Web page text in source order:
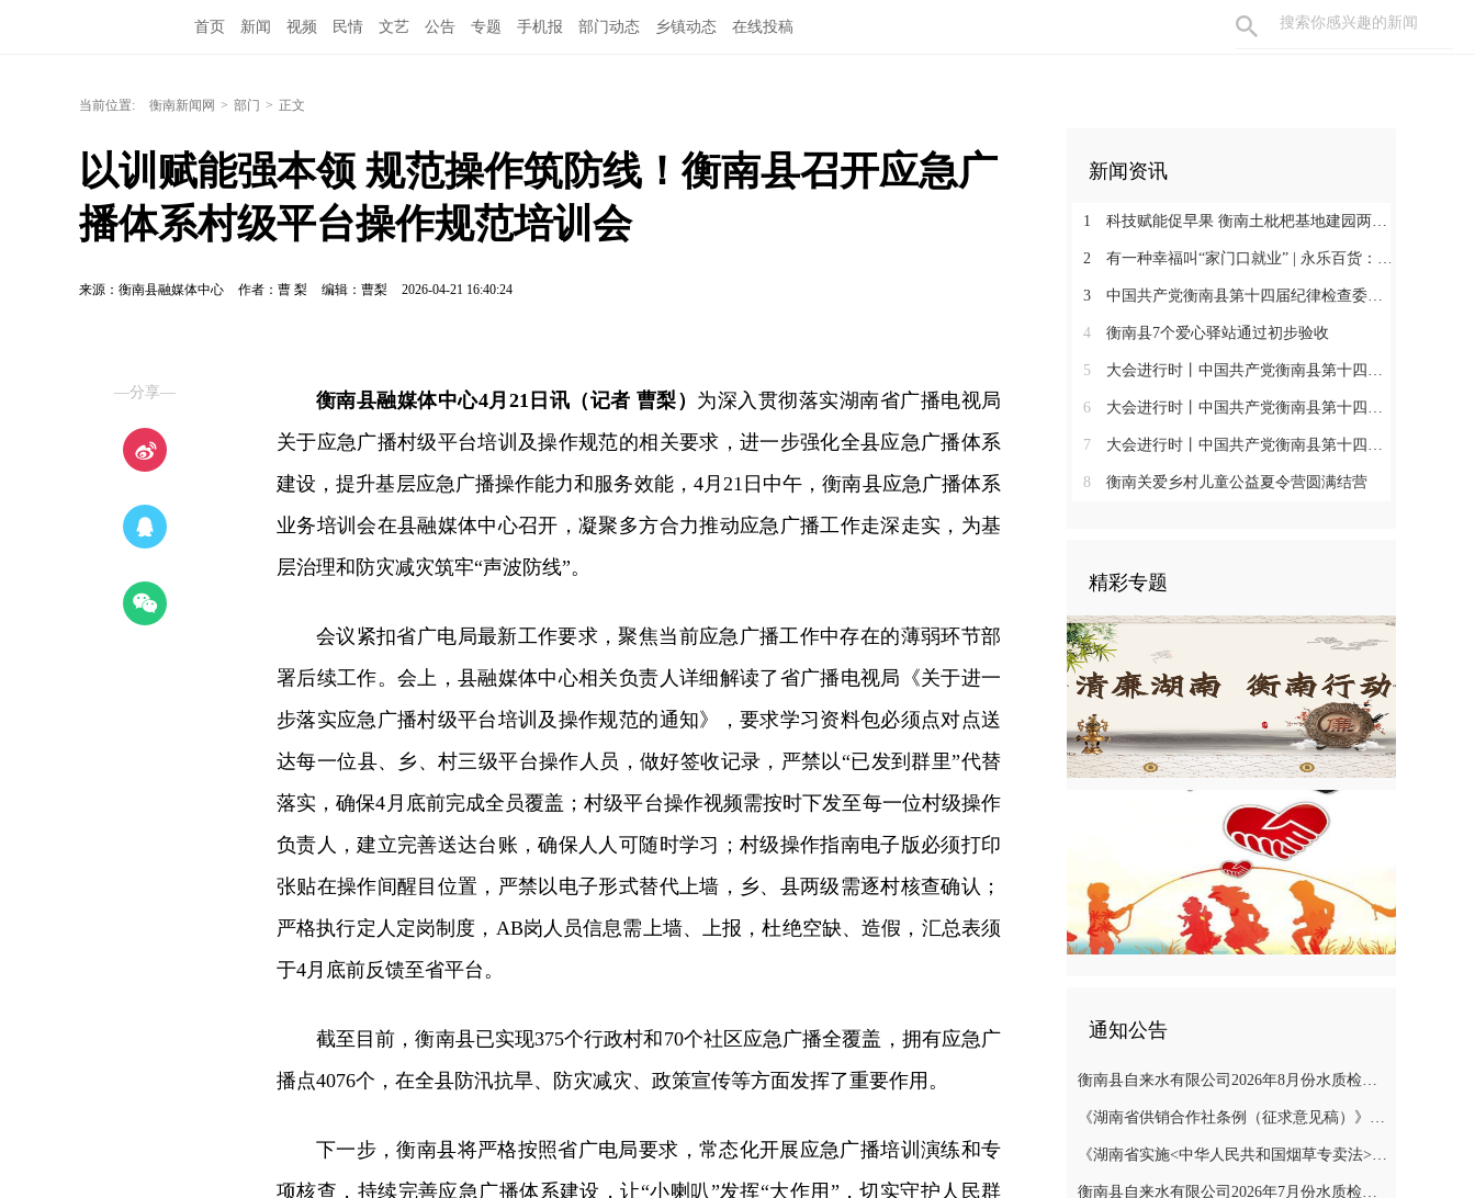
首页 新闻 视频 民情 文艺 公告 专题 手机报 部门动态 乡镇动态 在线投稿
当前位置: 衡南新闻网 > 部门 > 正文
以训赋能强本领 规范操作筑防线！衡南县召开应急广
播体系村级平台操作规范培训会
来源：衡南县融媒体中心 作者：曹 梨 编辑：曹梨 2026-04-21 16:40:24
—分享— 衡南县融媒体中心4月21日讯（记者 曹梨） 为深入贯彻落实湖南省广播电视局
关于应急广播村级平台培训及操作规范的相关要求，进一步强化全县应急广播体系
建设，提升基层应急广播操作能力和服务效能，4月21日中午，衡南县应急广播体系
业务培训会在县融媒体中心召开，凝聚多方合力推动应急广播工作走深走实，为基
层治理和防灾减灾筑牢“声波防线”。
会议紧扣省广电局最新工作要求，聚焦当前应急广播工作中存在的薄弱环节部
署后续工作。会上，县融媒体中心相关负责人详细解读了省广播电视局《关于进一
步落实应急广播村级平台培训及操作规范的通知》，要求学习资料包必须点对点送
达每一位县、乡、村三级平台操作人员，做好签收记录，严禁以“已发到群里”代替
落实，确保4月底前完成全员覆盖；村级平台操作视频需按时下发至每一位村级操作
负责人，建立完善送达台账，确保人人可随时学习；村级操作指南电子版必须打印
张贴在操作间醒目位置，严禁以电子形式替代上墙，乡、县两级需逐村核查确认；
严格执行定人定岗制度，AB岗人员信息需上墙、上报，杜绝空缺、造假，汇总表须
于4月底前反馈至省平台。
截至目前，衡南县已实现375个行政村和70个社区应急广播全覆盖，拥有应急广
播点4076个，在全县防汛抗旱、防灾减灾、政策宣传等方面发挥了重要作用。
下一步，衡南县将严格按照省广电局要求，常态化开展应急广播培训演练和专
项核查，持续完善应急广播体系建设，让“小喇叭”发挥“大作用”，切实守护人民群
新闻资讯
1 科技赋能促早果 衡南土枇杷基地建园两年见果助振兴
2 有一种幸福叫“家门口就业” | 永乐百货：守护百姓三餐四季 搭建就业暖心平台
3 中国共产党衡南县第十四届纪律检查委员会第一次全体会议召开 肖高德当选县纪委书记
4 衡南县7个爱心驿站通过初步验收
5 大会进行时丨中国共产党衡南县第十四次代表大会第三次大会召开
6 大会进行时丨中国共产党衡南县第十四次代表大会主席团举行第六次会议
7 大会进行时丨中国共产党衡南县第十四次代表大会主席团举行第五次会议
8 衡南关爱乡村儿童公益夏令营圆满结营
精彩专题
通知公告
衡南县自来水有限公司2026年8月份水质检测报告
《湖南省供销合作社条例（征求意见稿）》公开征集意见
《湖南省实施<中华人民共和国烟草专卖法>若干规定（征求意见稿）》公开征集意见
衡南县自来水有限公司2026年7月份水质检测报告公示